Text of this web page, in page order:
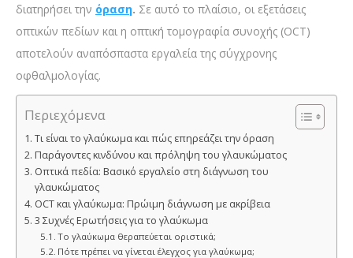
διατηρήσει την όραση. Σε αυτό το πλαίσιο, οι εξετάσεις
οπτικών πεδίων και η οπτική τομογραφία συνοχής (OCT)
αποτελούν αναπόσπαστα εργαλεία της σύγχρονης
οφθαλμολογίας.
Περιεχόμενα
Τι είναι το γλαύκωμα και πώς επηρεάζει την όραση
Παράγοντες κινδύνου και πρόληψη του γλαυκώματος
Οπτικά πεδία: Βασικό εργαλείο στη διάγνωση του
γλαυκώματος
OCT και γλαύκωμα: Πρώιμη διάγνωση με ακρίβεια
3 Συχνές Ερωτήσεις για το γλαύκωμα
Το γλαύκωμα θεραπεύεται οριστικά;
Πότε πρέπει να γίνεται έλεγχος για γλαύκωμα;